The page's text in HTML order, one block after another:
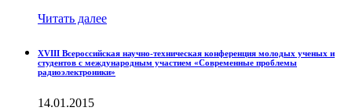
Читать далее
XVIII Всероссийская научно-техническая конференция молодых ученых и
студентов с международным участием «Современные проблемы
радиоэлектроники»
14.01.2015